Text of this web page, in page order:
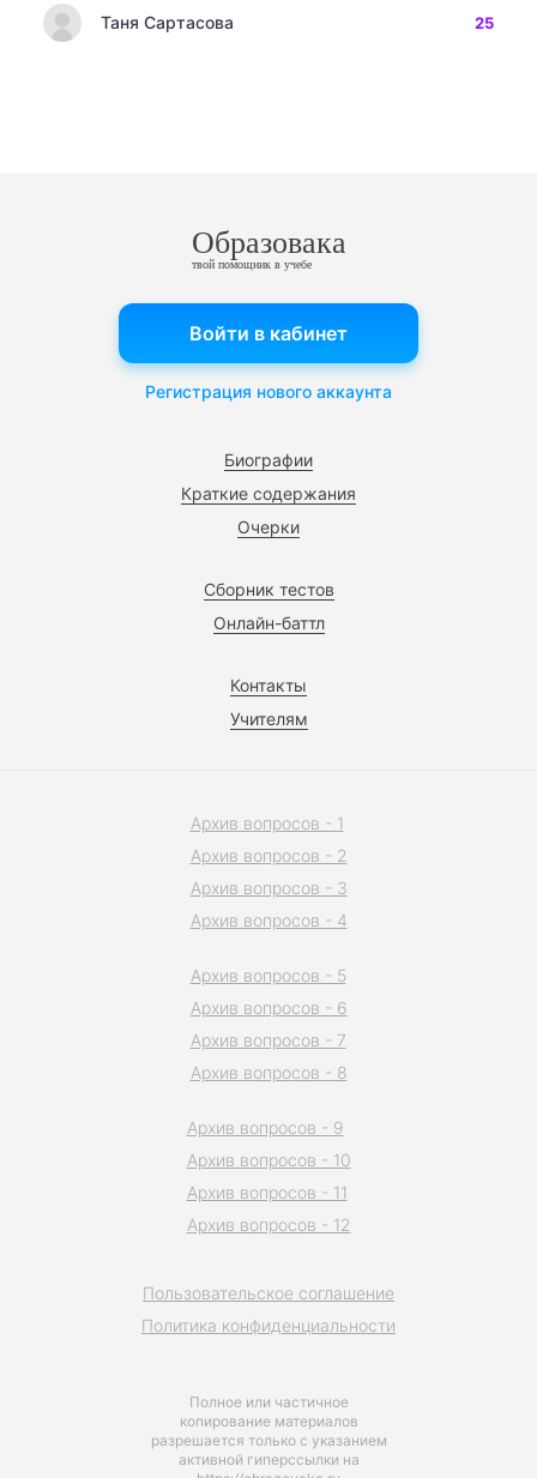
Таня Сартасова 25
Образовака
твой помощник в учебе
Биографии
Краткие содержания
Очерки
Сборник тестов
Онлайн-баттл
Контакты
Учителям
Войти в кабинет
Регистрация нового аккаунта
Полное или частичное
копирование материалов
разрешается только с указанием
активной гиперссылки на
Пользовательское соглашение
Политика конфиденциальности
Архив вопросов - 1
Архив вопросов - 2
Архив вопросов - 3
Архив вопросов - 4
Архив вопросов - 5
Архив вопросов - 6
Архив вопросов - 7
Архив вопросов - 8
Архив вопросов - 9
Архив вопросов - 10
Архив вопросов - 11
Архив вопросов - 12